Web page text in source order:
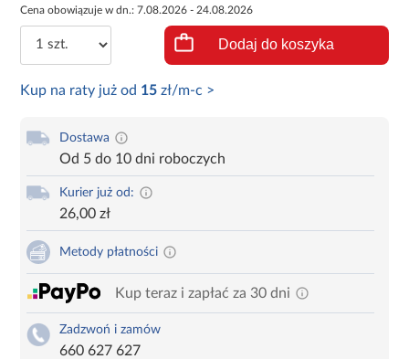
Cena obowiązuje w dn.: 7.08.2026 - 24.08.2026
Dodaj do koszyka
Kup na raty już od 15 zł/m-c >
Dostawa
Od 5 do 10 dni roboczych
Kurier już od:
26,00 zł
Metody płatności
Kup teraz i zapłać za 30 dni
Zadzwoń i zamów
660 627 627